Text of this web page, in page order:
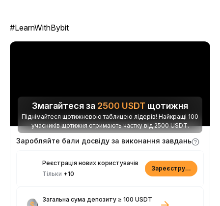
#LearnWithBybit
Змагайтеся за 2500 USDT щотижня
Піднімайтеся щотижневою таблицею лідерів! Найкращі 100
учасників щотижня отримають частку від 2500 USDT.
Заробляйте бали досвіду за виконання завдань
Реєстрація нових користувачів
Тільки +10
Зареєструватися
Загальна сума депозиту ≥ 100 USDT